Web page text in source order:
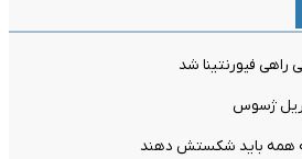
راهی فیورنتینا شد
ژسوس
همه باید شکستش دهند